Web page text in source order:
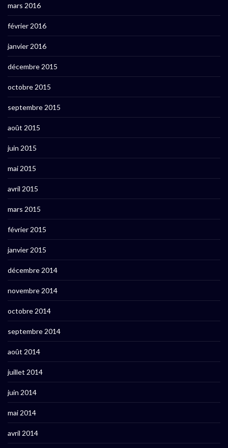
mars 2016
février 2016
janvier 2016
décembre 2015
octobre 2015
septembre 2015
août 2015
juin 2015
mai 2015
avril 2015
mars 2015
février 2015
janvier 2015
décembre 2014
novembre 2014
octobre 2014
septembre 2014
août 2014
juillet 2014
juin 2014
mai 2014
avril 2014